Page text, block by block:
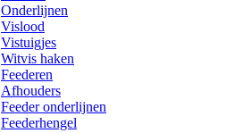
Onderlijnen
Vislood
Vistuigjes
Witvis haken
Feederen
Afhouders
Feeder onderlijnen
Feederhengel